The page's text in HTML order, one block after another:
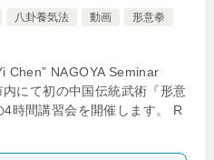
八卦養気法 動画
形意拳
Chen” NAGOYA Seminar
にて初の中国伝統武術『形意
時間講習会を開催します。 R